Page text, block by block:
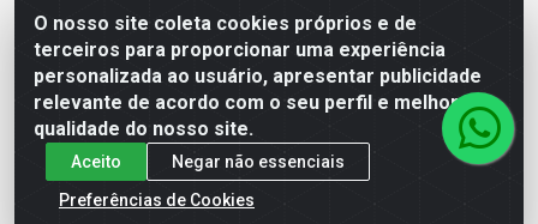
O nosso site coleta cookies próprios e de
terceiros para proporcionar uma experiência
personalizada ao usuário, apresentar publicidade
relevante de acordo com o seu perfil e melhorar a
qualidade do nosso site.
Aceito
Negar não essenciais
Preferências de Cookies